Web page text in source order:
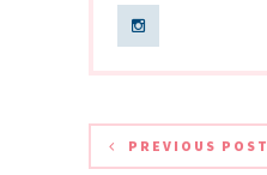
PREVIOUS POST